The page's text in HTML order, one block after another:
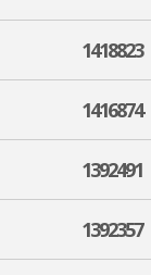
1418823
1416874
1392491
1392357